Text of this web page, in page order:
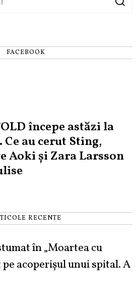
FACEBOOK
începe astăzi la
Ce au cerut Sting,
Aoki și Zara Larsson
RECENTE
în „Moartea cu
pe acoperișul unui spital. A